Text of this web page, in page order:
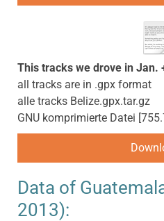
This tracks we drove in Jan.
all tracks are in .gpx format
alle tracks Belize.gpx.tar.gz
GNU komprimierte Datei
Data of
2013):